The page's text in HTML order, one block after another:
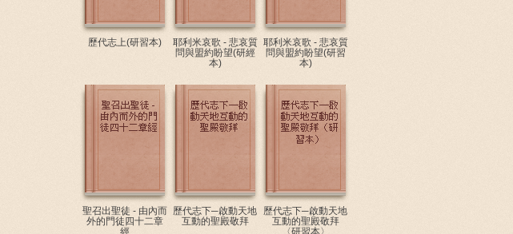
歷代志上(研習本)
耶利米哀歌 - 悲哀質
問與盟約盼望(研經
本)
耶利米哀歌 - 悲哀質
問與盟約盼望(研習
本)
聖召出聖徒 - 由內而
外的門徒四十二章
經
歷代志下─啟動天地
互動的聖殿敬拜
歷代志下─啟動天地
互動的聖殿敬拜
〈研習本〉